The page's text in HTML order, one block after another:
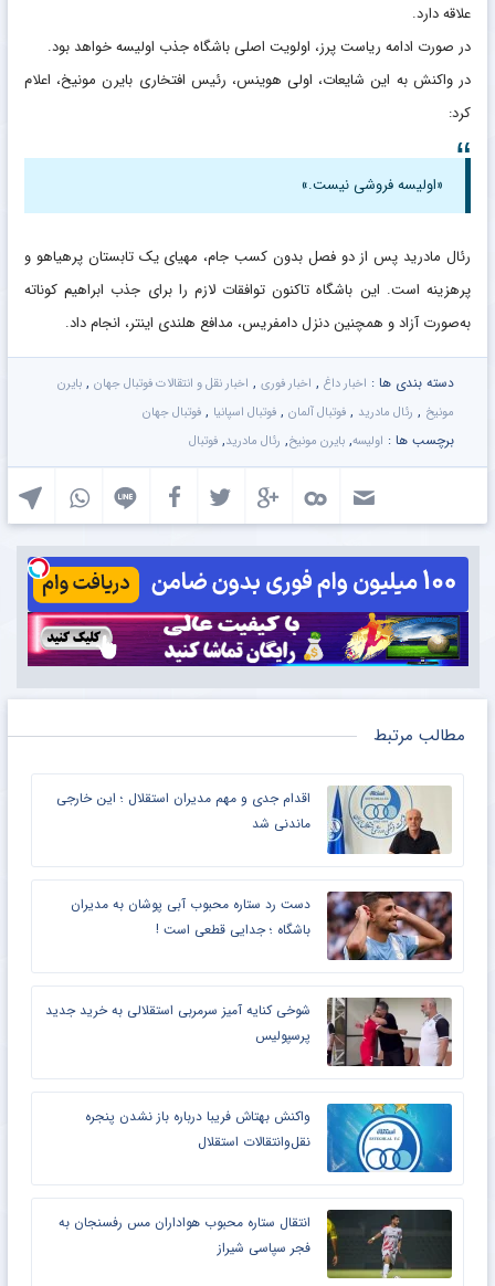
علاقه دارد.
در صورت ادامه ریاست پرز، اولویت اصلی باشگاه جذب اولیسه خواهد بود.
در واکنش به این شایعات، اولی هوینس، رئیس افتخاری بایرن مونیخ، اعلام
کرد:
«اولیسه فروشی نیست.»
رئال مادرید پس از دو فصل بدون کسب جام، مهیای یک تابستان پرهیاهو و
پرهزینه است. این باشگاه تاکنون توافقات لازم را برای جذب ابراهیم کوناته
به‌صورت آزاد و همچنین دنزل دامفریس، مدافع هلندی اینتر، انجام داد.
دسته بندی ها : اخبار داغ , اخبار فوری , اخبار نقل و انتقالات فوتبال جهان , بایرن
مونیخ , رئال مادرید , فوتبال آلمان , فوتبال اسپانیا , فوتبال جهان
برچسب ها : اولیسه, بایرن مونیخ, رئال مادرید, فوتبال
مطالب مرتبط
اقدام جدی و مهم مدیران استقلال ؛ این خارجی
ماندنی شد
دست رد ستاره محبوب آبی پوشان به مدیران
باشگاه ؛ جدایی قطعی است !
شوخی کنایه آمیز سرمربی استقلالی به خرید جدید
پرسپولیس
واکنش بهتاش فریبا درباره باز نشدن پنجره
نقل‌وانتقالات استقلال
انتقال ستاره محبوب هواداران مس رفسنجان به
فجر سپاسی شیراز